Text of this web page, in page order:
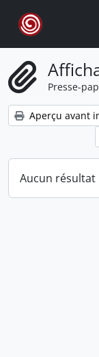
Skip to main content
Presse-
Aperçu avant
Aucun